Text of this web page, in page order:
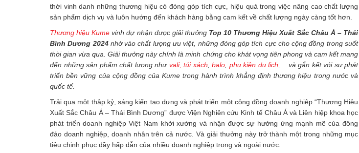
thời vinh danh những thương hiệu có đóng góp tích cực, hiệu quả trong việc nâng cao chất lượng
sản phẩm dịch vụ và luôn hướng đến khách hàng bằng cam kết về chất lượng ngày càng tốt hơn.
Thương hiệu Kume vinh dự nhận được giải thưởng Top 10 Thương Hiệu Xuất Sắc Châu Á – Thái
Bình Dương 2024nhờ vào chất lượng ưu việt, những đóng góp tích cực cho cộng đồng trong suốt
thời gian vừa qua. Giải thưởng này chính là minh chứng cho khát vọng tiên phong và cam kết mang
đến những sản phẩm chất lượng như vali, túi xách balo phụ kiện du lịch ,... và gắn kết với sự phát
triển bền vững của cộng đồng của Kume trong hành trình khẳng định thương hiệu trong nước và
quốc tế.
Trải qua một thập kỷ, sáng kiến tạo dựng và phát triển một cộng đồng doanh nghiệp “Thương Hiệu
Xuất Sắc Châu Á – Thái Bình Dương” được Viện Nghiên cứu Kinh tế Châu Á và Liên hiệp khoa học
phát triển doanh nghiệp Việt Nam khởi xướng và nhận được sự hưởng ứng mạnh mẽ của đông
đảo doanh nghiệp, doanh nhân trên cả nước. Và giải thưởng này trở thành một trong những mục
tiêu chinh phục đầy hấp dẫn của nhiều doanh nghiệp trong và ngoài nước.